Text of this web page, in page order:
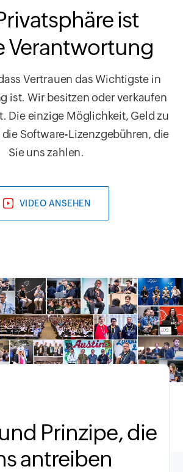
ist
Verantwortung
Vertrauen das Wichtigste in
ist. Wir besitzen oder verkaufen
Die einzige Möglichkeit, Geld zu
Software-Lizenzgebühren, die
Sie uns zahlen.
VIDEO ANSEHEN
Prinzipe, die
antreiben